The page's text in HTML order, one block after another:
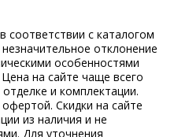
соответствии с каталогом
отклонение
особенностями
на сайте чаще всего
и комплектации.
Скидки на сайте
из наличия и не
Для уточнения